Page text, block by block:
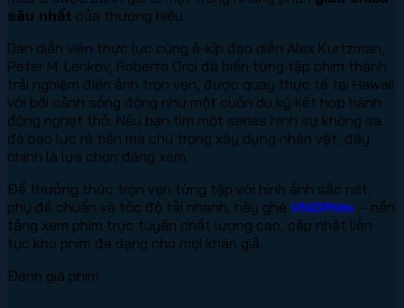
sâu nhất của thương hiệu.
Dàn diễn viên thực lực cùng ê-kíp đạo diễn Alex Kurtzman,
Peter M. Lenkov, Roberto Orci đã biến từng tập phim thành
trải nghiệm điện ảnh trọn vẹn, được quay thực tế tại Hawaii
với bối cảnh sống động như một cuốn du ký kết hợp hành
động nghẹt thở. Nếu bạn tìm một series hình sự không sa
đà bạo lực rẻ tiền mà chú trọng xây dựng nhân vật, đây
chính là lựa chọn đáng xem.
Để thưởng thức trọn vẹn từng tập với hình ảnh sắc nét,
phụ đề chuẩn và tốc độ tải nhanh, hãy ghé VN2Phim – nền
tảng xem phim trực tuyến chất lượng cao, cập nhật liên
tục kho phim đa dạng cho mọi khán giả.
Đánh giá phim